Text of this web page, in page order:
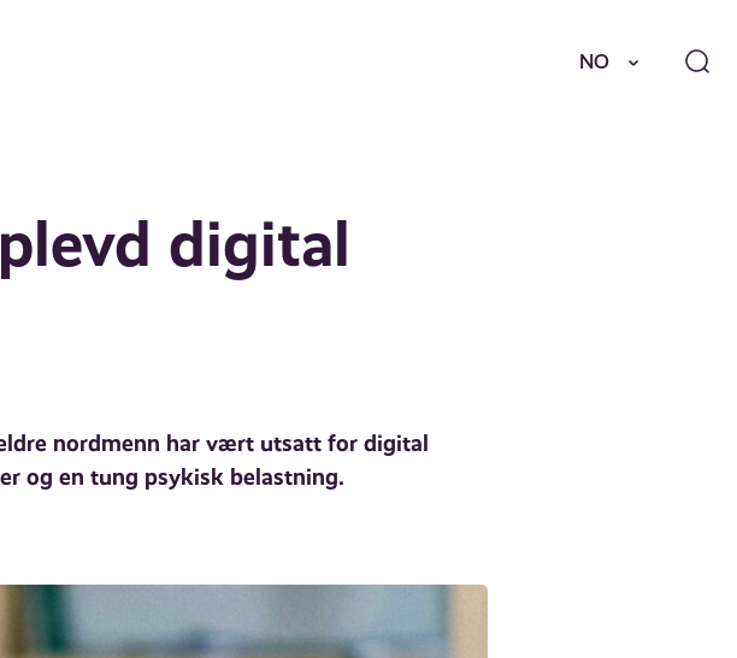
NO
digital
nordmenn har vært utsatt for digital
og en tung psykisk belastning.